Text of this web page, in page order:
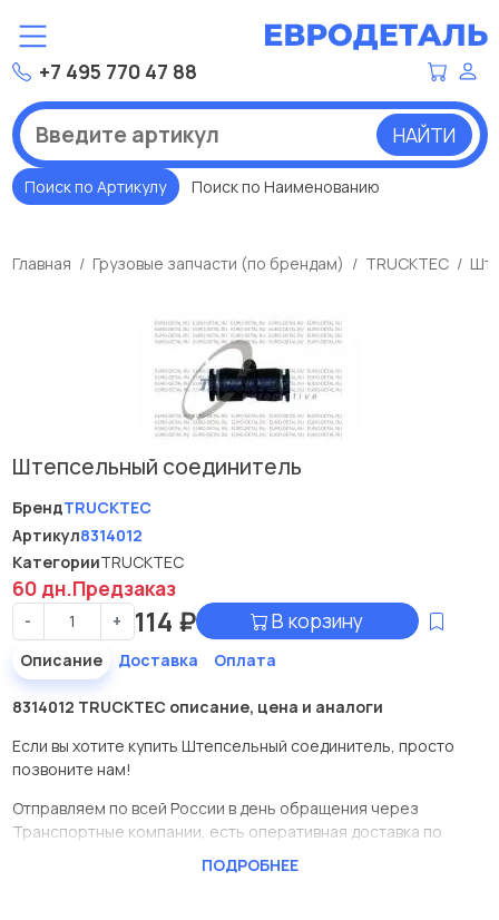
+7 495 770 47 88
НАЙТИ
Поиск по Артикулу Поиск по Наименованию
Главная Грузовые запчасти (по брендам) TRUCKTEC
Штепсельный соединитель
БрендTRUCKTEC
Артикул8314012
КатегорииTRUCKTEC
60 дн.Предзаказ
- + 114 ₽ В корзину
Описание Доставка Оплата
8314012 TRUCKTEC описание, цена и аналоги
Если вы хотите купить Штепсельный соединитель, просто
позвоните нам!
Отправляем по всей России в день обращения через
Транспортные компании, есть оперативная доставка по
ПОДРОБНЕЕ